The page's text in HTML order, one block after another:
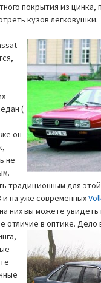
покрытия из цинка,
кузов легковушки.
(
он
не
традиционным для
и на уже современных
них вы можете
в оптике. Дело